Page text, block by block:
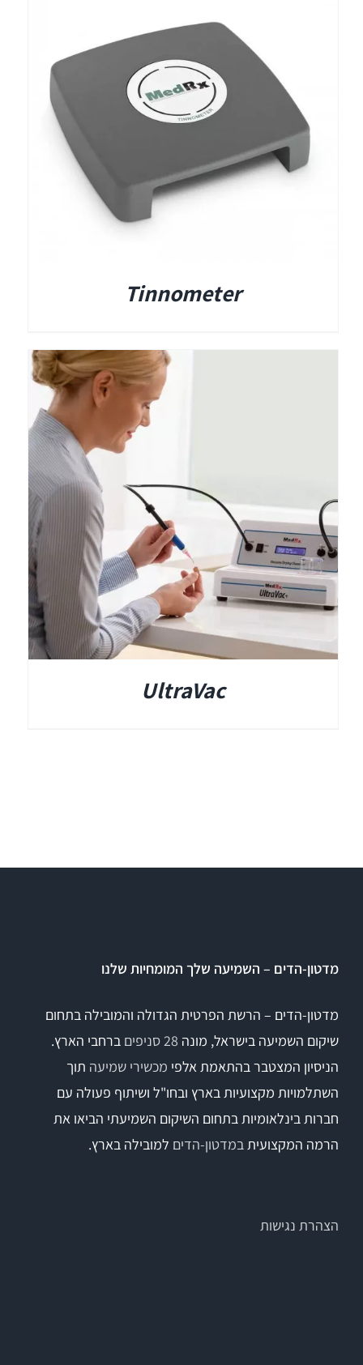
Tinnometer
UltraVac
מדטון-הדים – השמיעה שלך המומחיות שלנו
מדטון-הדים – הרשת הפרטית הגדולה והמובילה בתחום
שיקום השמיעה בישראל, מונה 28 סניפים
ברחבי הארץ.
הניסיון המצטבר בהתאמת אלפי מכשירי שמיעה תוך
השתלמויות מקצועיות בארץ ובחו"ל ושיתוף פעולה עם
חברות בינלאומיות בתחום השיקום השמיעתי הביאו את
הרמה המקצועית במדטון-הדים למובילה בארץ.
הצהרת נגישות